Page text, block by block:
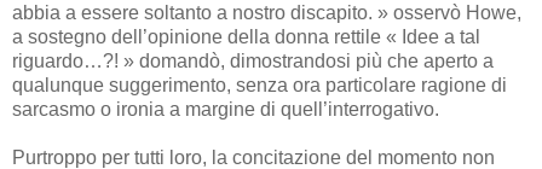
abbia a essere soltanto a nostro discapito. » osservò Howe,
a sostegno dell’opinione della donna rettile « Idee a tal
riguardo…?! » domandò, dimostrandosi più che aperto a
qualunque suggerimento, senza ora particolare ragione di
sarcasmo o ironia a margine di quell’interrogativo.
Purtroppo per tutti loro, la concitazione del momento non